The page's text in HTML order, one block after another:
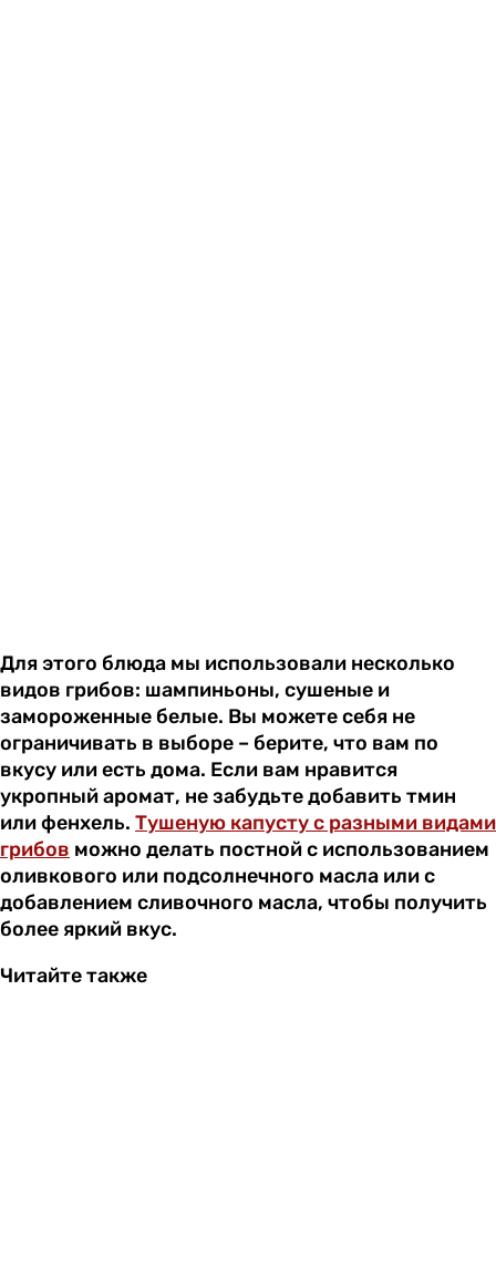
Для этого блюда мы использовали несколько
видов грибов: шампиньоны, сушеные и
замороженные белые. Вы можете себя не
ограничивать в выборе – берите, что вам по
вкусу или есть дома. Если вам нравится
укропный аромат, не забудьте добавить тмин
или фенхель. Тушеную капусту с разными видами
грибов можно делать постной с использованием
оливкового или подсолнечного масла или с
добавлением сливочного масла, чтобы получить
более яркий вкус.
Читайте также